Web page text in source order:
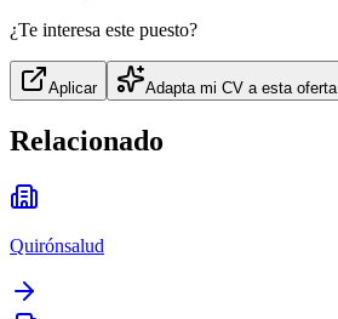
¿Te interesa este puesto?
Aplicar Adapta mi CV a esta oferta
Relacionado
Quirónsalud